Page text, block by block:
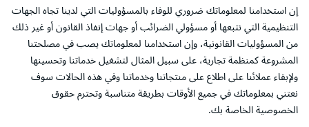
إن استخدامنا لمعلوماتك ضروري للوفاء بالمسؤوليات التي لدينا تجاه الجهات
التنظيمية التي نتبعها أو مسؤولي الضرائب أو جهات إنفاذ القانون أو غير ذلك
من المسؤوليات القانونية، وإن استخدامنا لمعلوماتك يصب في مصلحتنا
المشروعة كمنظمة تجارية، على سبيل المثال لتشغيل خدماتنا وتحسينها
ولإبقاء عملائنا على اطلاع على منتجاتنا وخدماتنا وفي هذه الحالات سوف
نعتني بمعلوماتك في جميع الأوقات بطريقة متناسبة وتحترم حقوق
الخصوصية الخاصة بك.